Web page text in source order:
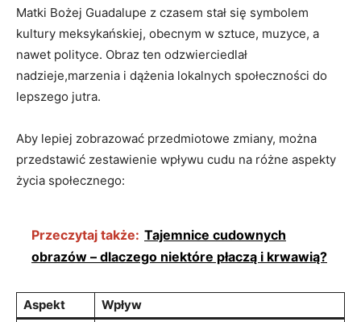
Matki Bożej Guadalupe z ​czasem stał się symbolem
⁤kultury meksykańskiej, obecnym w sztuce, ‌muzyce, a
nawet polityce. Obraz ten ⁣odzwierciedlał
nadzieje,marzenia i dążenia ​lokalnych społeczności do
lepszego jutra.
Aby lepiej zobrazować ⁣przedmiotowe zmiany, można
przedstawić zestawienie wpływu‌ cudu ⁤na różne ‌aspekty
życia społecznego:
Przeczytaj także: Tajemnice cudownych
obrazów – dlaczego niektóre płaczą i krwawią?
Aspekt
Wpływ